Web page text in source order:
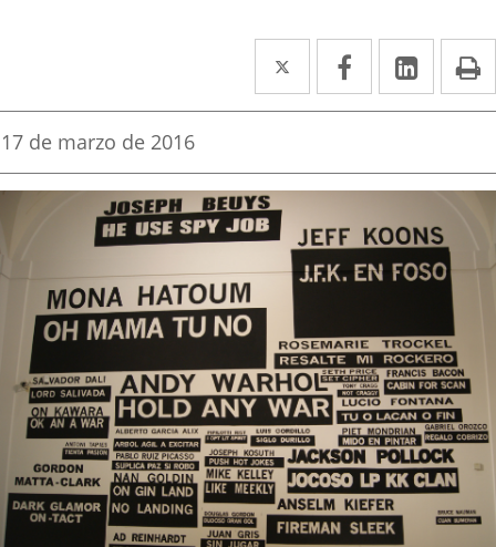
Twitter
Enlace
a
aplicación
Facebook
Enlace
a
aplicación
Enlace
a
Fecha
la
noticia
17 de marzo de 2016